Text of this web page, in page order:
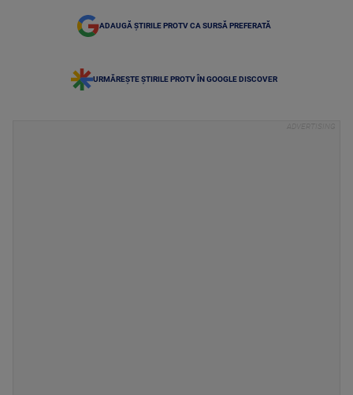
ADAUGĂ ȘTIRILE PROTV CA SURSĂ PREFERATĂ
URMĂREȘTE ȘTIRILE PROTV ÎN GOOGLE DISCOVER